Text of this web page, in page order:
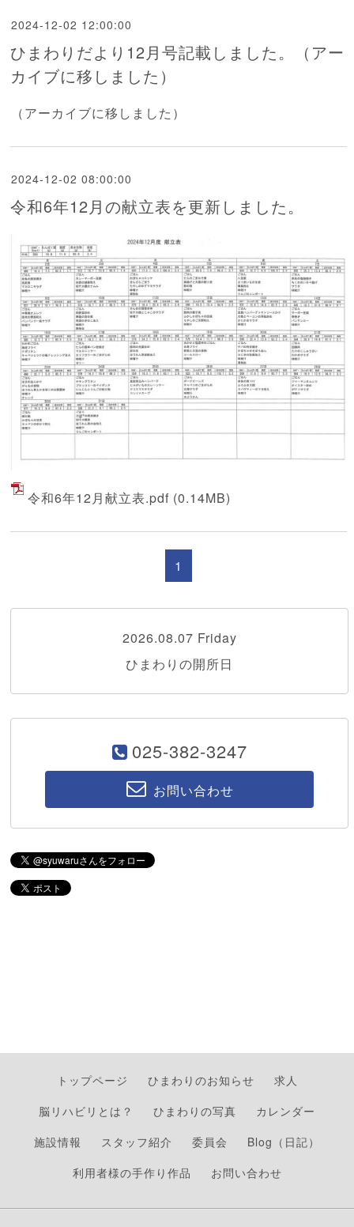
2024-12-02 12:00:00
ひまわりだより12月号記載しました。（アー
カイブに移しました）
（アーカイブに移しました）
2024-12-02 08:00:00
令和6年12月の献立表を更新しました。
令和6年12月献立表.pdf (0.14MB)
1
2026.08.07 Friday
ひまわりの開所日
025-382-3247
お問い合わせ
トップページ ひまわりのお知らせ
求人
脳リハビリとは？
ひまわりの写真
カレンダー
施設情報
スタッフ紹介 委員会
Blog（日記）
利用者様の手作り作品
お問い合わせ